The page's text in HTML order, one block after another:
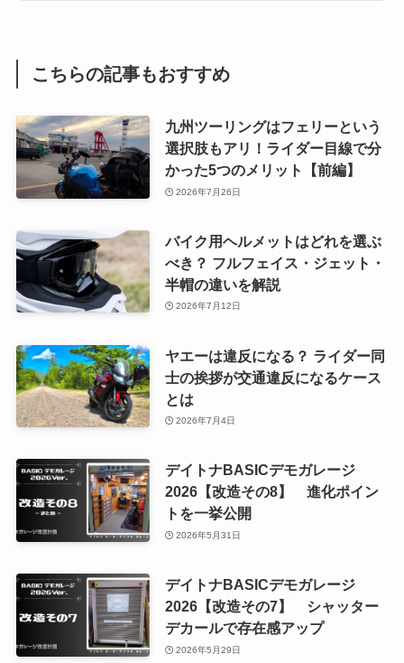
こちらの記事もおすすめ
九州ツーリングはフェリーという
選択肢もアリ！ライダー目線で分
かった5つのメリット【前編】
2026年7月26日
バイク用ヘルメットはどれを選ぶ
べき？ フルフェイス・ジェット・
半帽の違いを解説
2026年7月12日
ヤエーは違反になる？ ライダー同
士の挨拶が交通違反になるケース
とは
2026年7月4日
デイトナBASICデモガレージ
2026【改造その8】 進化ポイン
トを一挙公開
2026年5月31日
デイトナBASICデモガレージ
2026【改造その7】 シャッター
デカールで存在感アップ
2026年5月29日